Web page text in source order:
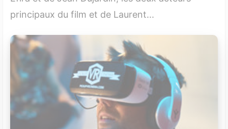
principaux du film et de Laurent...